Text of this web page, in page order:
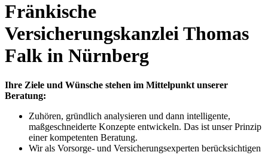
Fränkische
Versicherungskanzlei Thomas
Falk in Nürnberg
Ihre Ziele und Wünsche stehen im Mittelpunkt unserer
Beratung:
Zuhören, gründlich analysieren und dann intelligente,
maßgeschneiderte Konzepte entwickeln. Das ist unser Prinzip
einer kompetenten Beratung.
Wir als Vorsorge- und Versicherungsexperten berücksichtigen